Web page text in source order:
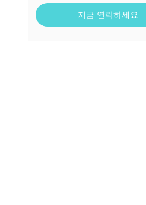
지금 연락하세요